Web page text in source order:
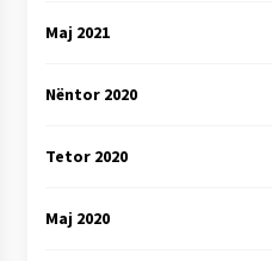
Maj 2021
Nëntor 2020
Tetor 2020
Maj 2020